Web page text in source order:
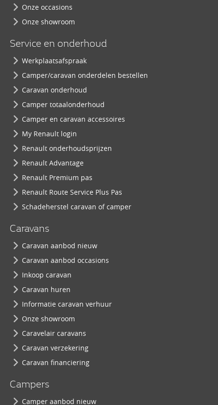
Onze occasions
Onze showroom
Service en onderhoud
Werkplaatsafspraak
Camper/caravan onderdelen bestellen
Caravan onderhoud
Camper totaalonderhoud
Camper en caravan accessoires
My Renault login
Renault onderhoudsprijzen
Renault Advantage
Renault Premium pas
Renault Route Service Plus Pas
Schadeherstel caravan of camper
Caravans
Caravan aanbod nieuw
Caravan aanbod occasions
Inkoop caravan
Caravan huren
Informatie caravan verhuur
Onze showroom
Caravelair caravans
Caravan verzekering
Caravan financiering
Campers
Camper aanbod nieuw